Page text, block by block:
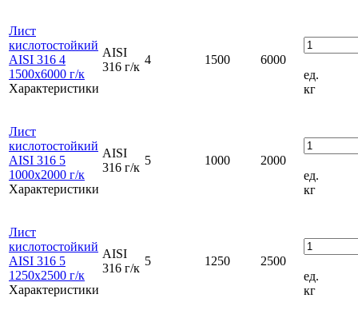
Лист
кислотостойкий
AISI 316 4
1500x6000 г/к
Характеристики
AISI
316 г/к
4 1500
6000
ед.
кг
Лист
кислотостойкий
AISI 316 5
1000x2000 г/к
Характеристики
AISI
316 г/к
5 1000
2000
ед.
кг
Лист
кислотостойкий
AISI 316 5
1250x2500 г/к
Характеристики
AISI
316 г/к
5 1250
2500
ед.
кг